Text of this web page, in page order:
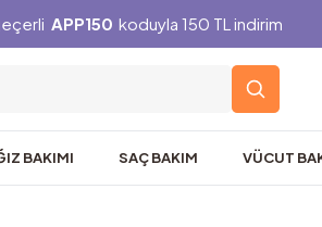
APP150 koduyla 150 TL indirim
BAKIMI SAÇ BAKIM VÜCUT